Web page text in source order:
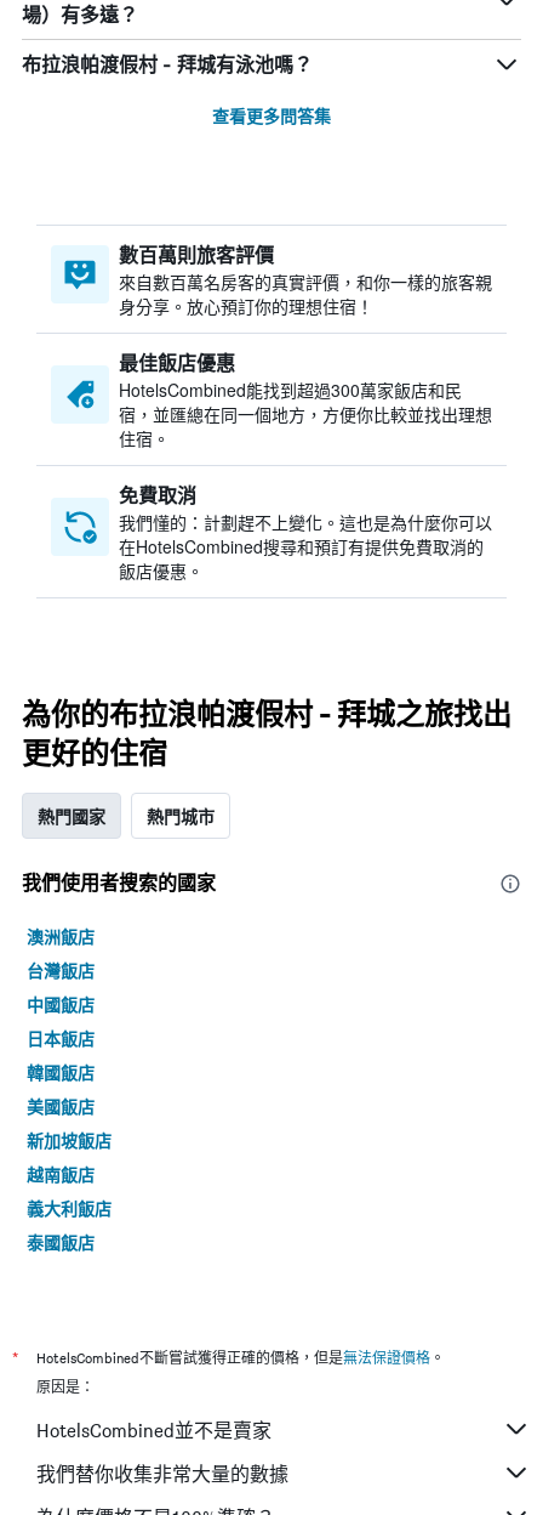
場）有多遠？
布拉浪帕渡假村 - 拜城有泳池嗎？
查看更多問答集
數百萬則旅客評價
來自數百萬名房客的真實評價，和你一樣的旅客親
身分享。放心預訂你的理想住宿！
最佳飯店優惠
HotelsCombined​能找到超過300萬家飯店和民
宿，並匯總在同一個地方，方便你比較並找出理想
住宿。
免費取消
我們懂的：計劃趕不上變化。這也是為什麼你可以
在HotelsCombined搜尋和預訂有提供免費取消的
飯店優惠。
為你的布拉浪帕渡假村 - 拜城之旅找出
更好的住宿
熱門國家 熱門城市
我們使用者搜索的國家
澳洲飯店
台灣飯店
中國飯店
日本飯店
韓國飯店
美國飯店
新加坡飯店
越南飯店
義大利飯店
泰國飯店
* HotelsCombined不斷嘗試獲得正確的價格，但是無法保證價格 。
原因是：
HotelsCombined並不是賣家
我們替你收集非常大量的數據